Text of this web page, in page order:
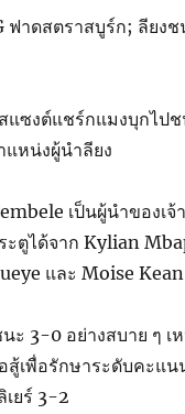
ฟาดสตราสบูร์ก; ลียง
แซงต์แชร์กแมงบุกไป
แหน่งผู้นำลียง
เป็นผู้นำของเจ้
ตูได้จาก Kylian
และ Moise Kean
ะ 3-0 อย่างสบาย ๆ
เพื่อรักษาระดับคะแน
เยร์ 3-2